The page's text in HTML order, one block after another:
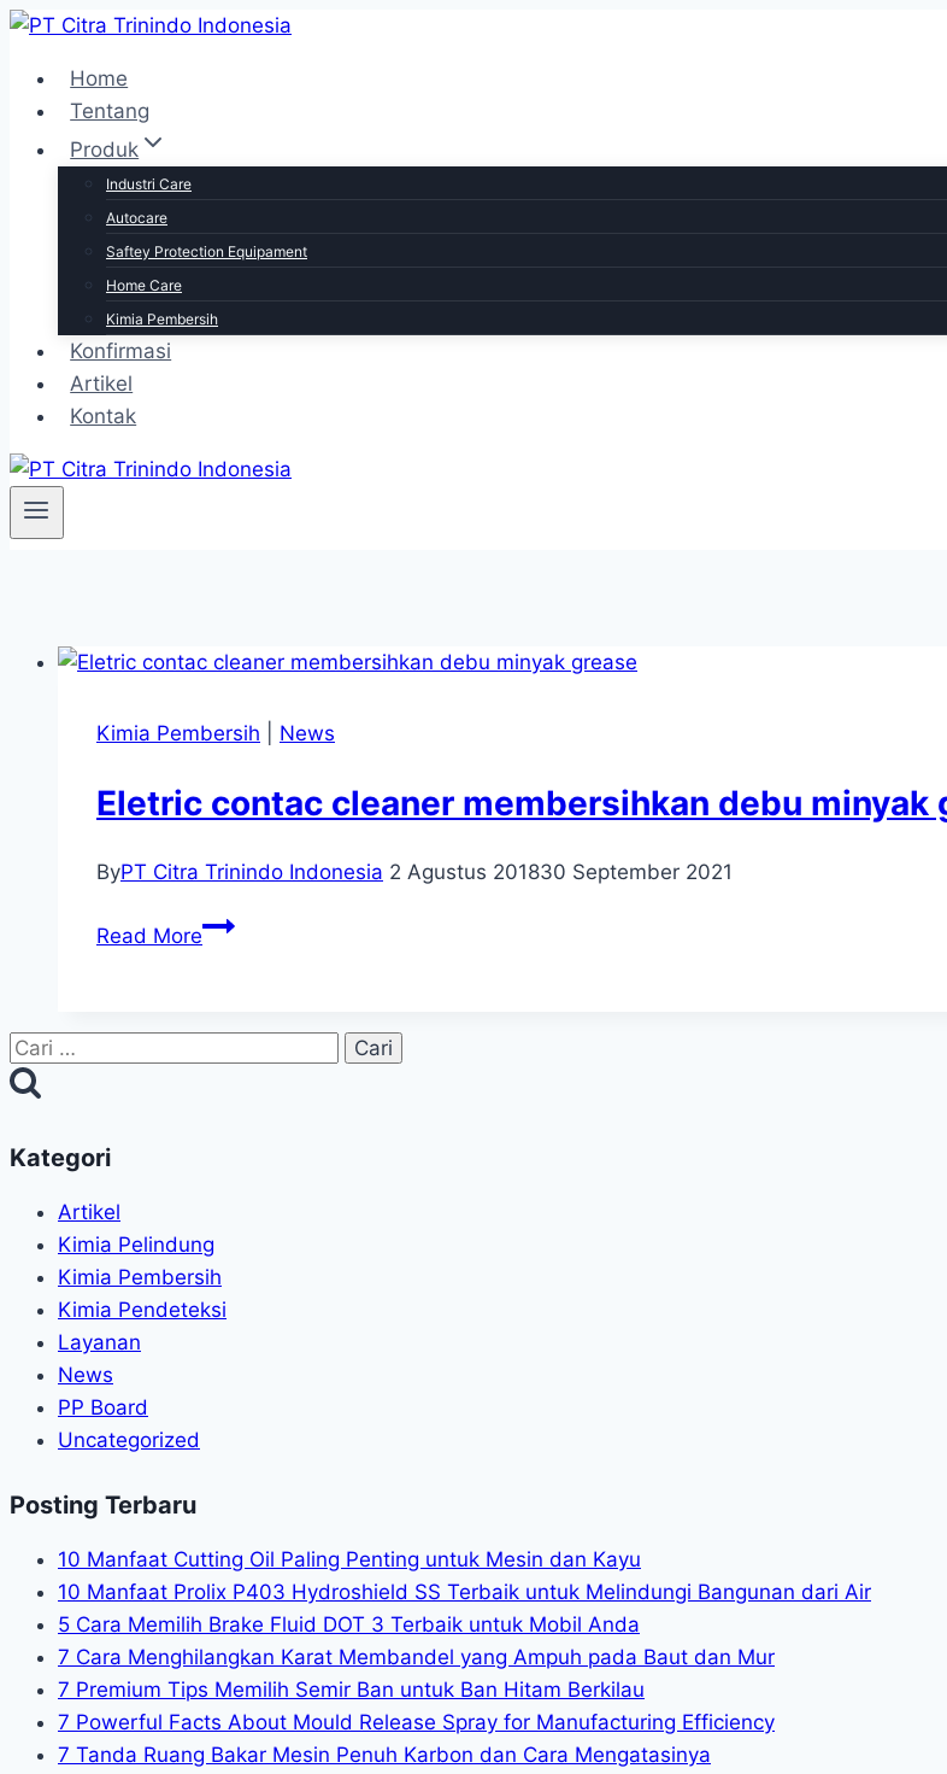
Skip
contentHome
Tentang
Produk
Industri Care
Autocare
Saftey Protection Equipament
Home Care
Kimia Pembersih
Konfirmasi
Artikel
Kontak
Kimia Pembersih News
Eletric contac cleaner membersihkan debu minyak
ByPT Citra Trinindo Indonesia 2 Agustus 201830 September 2021
Read MoreEletric
Cari
untuk:
Kategori
Artikel
Kimia Pelindung
Kimia Pembersih
Kimia Pendeteksi
Layanan
News
PP Board
Uncategorized
Posting Terbaru
10 Manfaat Cutting Oil Paling Penting untuk Mesin dan Kayu
10 Manfaat Prolix P403 Hydroshield SS Terbaik untuk Melindungi Bangunan dari Air
5 Cara Memilih Brake Fluid DOT 3 Terbaik untuk Mobil Anda
7 Cara Menghilangkan Karat Membandel yang Ampuh pada Baut dan Mur
7 Premium Tips Memilih Semir Ban untuk Ban Hitam Berkilau
7 Powerful Facts About Mould Release Spray for Manufacturing Efficiency
7 Tanda Ruang Bakar Mesin Penuh Karbon dan Cara Mengatasinya